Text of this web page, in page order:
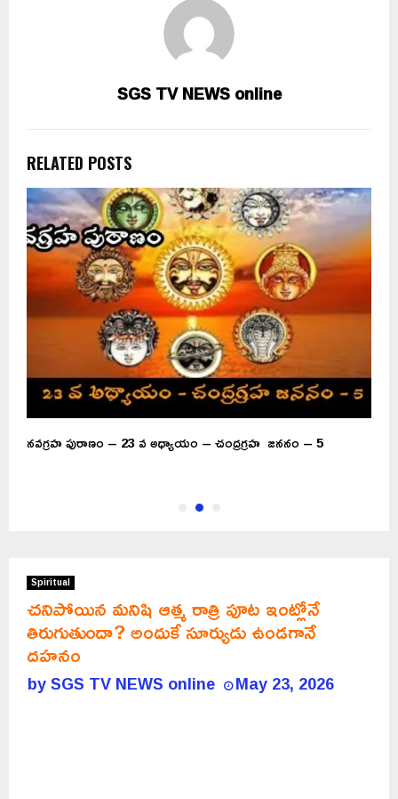
SGS TV NEWS online
RELATED POSTS
నవగ్రహ పురాణం – 23 వ అధ్యాయం – చంద్రగ్రహ జననం – 5
Spiritual
చనిపోయిన మనిషి ఆత్మ రాత్రి పూట ఇంట్లోనే
తిరుగుతుందా? అందుకే సూర్యుడు ఉండగానే
దహనం
bySGS TV NEWS online May 23, 2026